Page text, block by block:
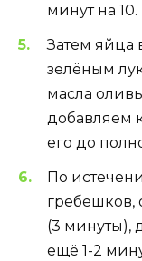
минут на 10.
Затем яйца
зелёным
масла
добавляем
его до
По
гребешков,
(3 минуты),
ещё 1-2